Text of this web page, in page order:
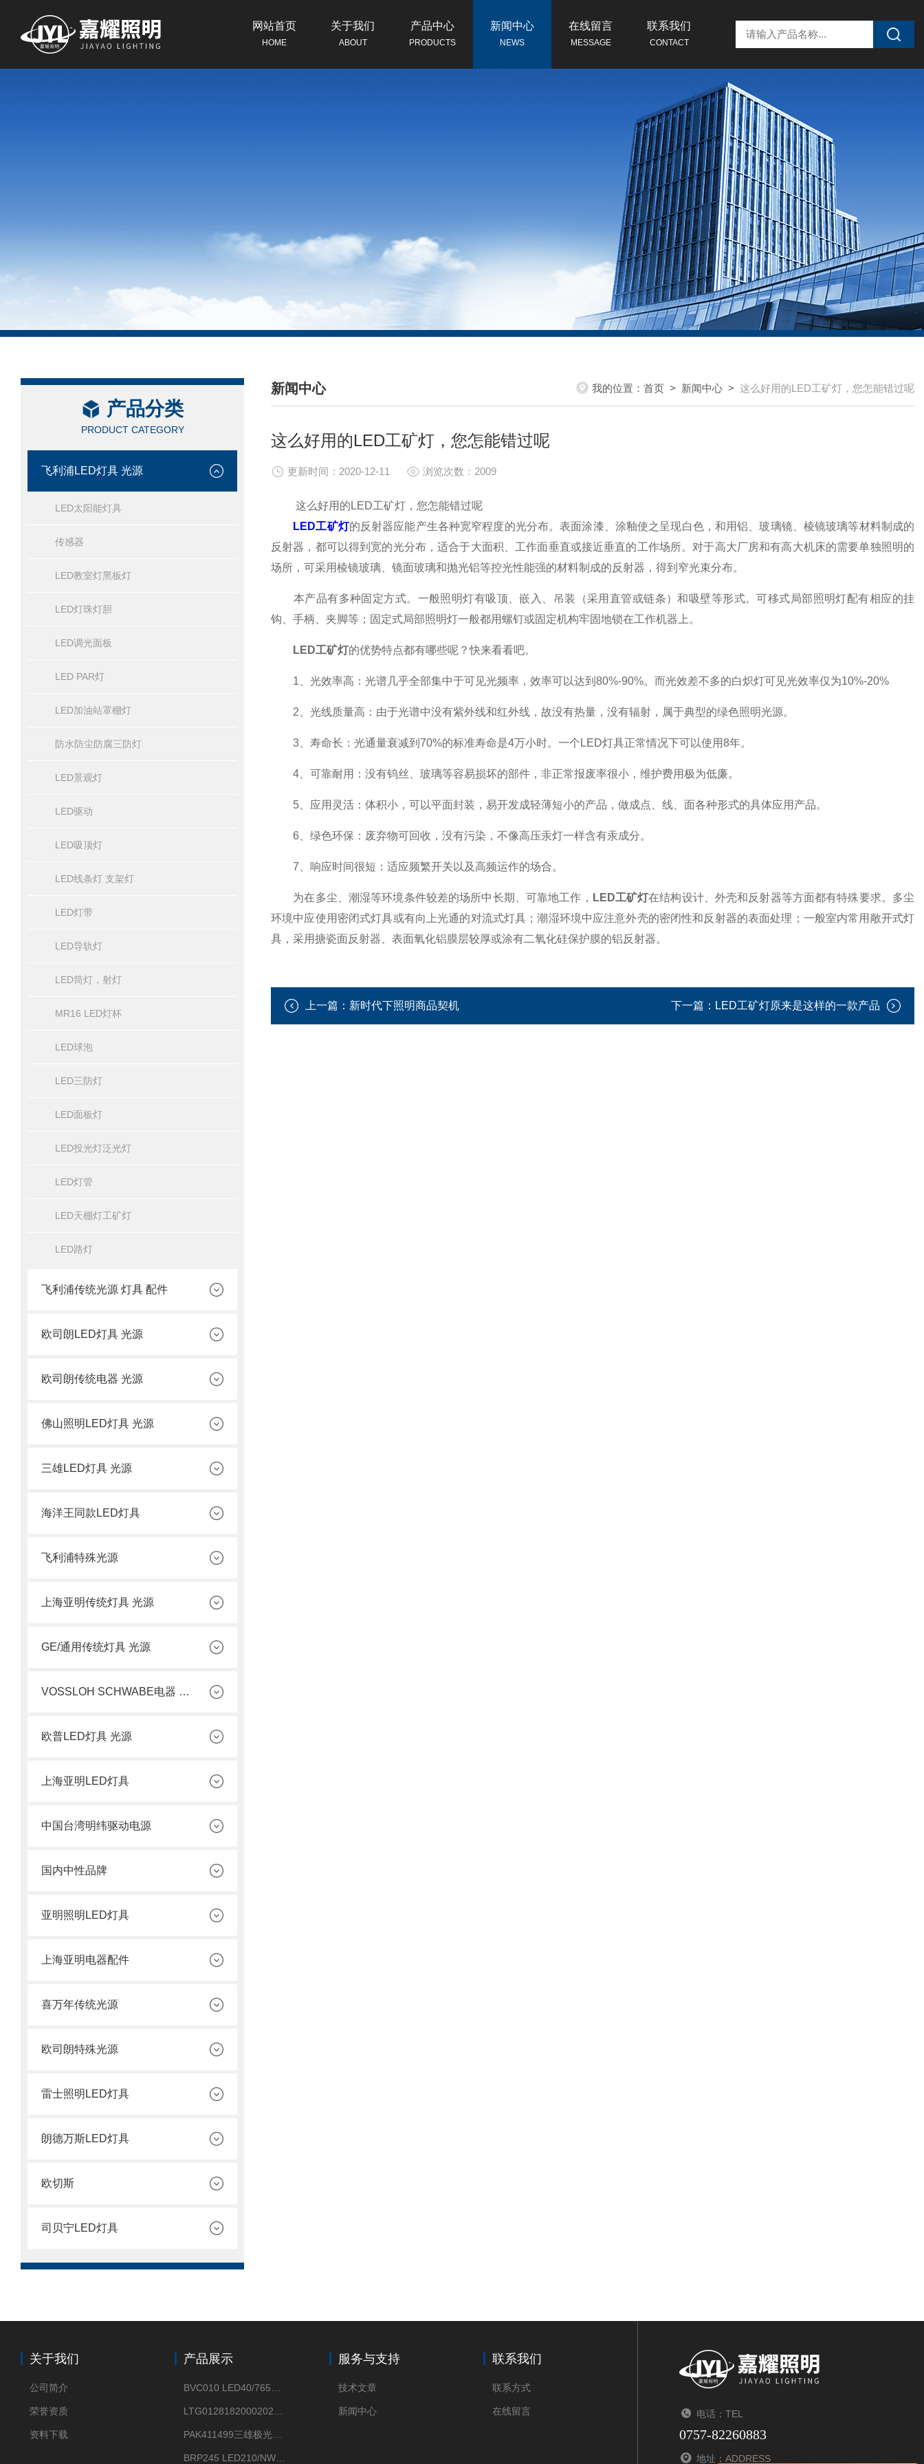
网站首页
HOME
关于我们
ABOUT
产品中心
PRODUCTS
新闻中心
NEWS
在线留言
MESSAGE
联系我们
CONTACT
产品分类
PRODUCT CATEGORY
飞利浦LED灯具 光源
LED太阳能灯具
传感器
LED教室灯黑板灯
LED灯珠灯胆
LED调光面板
LED PAR灯
LED加油站罩棚灯
防水防尘防腐三防灯
LED景观灯
LED驱动
LED吸顶灯
LED线条灯 支架灯
LED灯带
LED导轨灯
LED筒灯，射灯
MR16 LED灯杯
LED球泡
LED三防灯
LED面板灯
LED投光灯泛光灯
LED灯管
LED天棚灯工矿灯
LED路灯
飞利浦传统光源 灯具 配件
欧司朗LED灯具 光源
欧司朗传统电器 光源
佛山照明LED灯具 光源
三雄LED灯具 光源
海洋王同款LED灯具
飞利浦特殊光源
上海亚明传统灯具 光源
GE/通用传统灯具 光源
VOSSLOH SCHWABE电器 光源
欧普LED灯具 光源
上海亚明LED灯具
中国台湾明纬驱动电源
国内中性品牌
亚明照明LED灯具
上海亚明电器配件
喜万年传统光源
欧司朗特殊光源
雷士照明LED灯具
朗德万斯LED灯具
欧切斯
司贝宁LED灯具
新闻中心
/ NEWS CENTER
我的位置： 首页 > 新闻中心 > 这么好用的LED工矿灯，您怎能错过呢
这么好用的LED工矿灯，您怎能错过呢
更新时间：2020-12-11 浏览次数：2009
这么好用的LED工矿灯，您怎能错过呢
LED工矿灯的反射器应能产生各种宽窄程度的光分布。表面涂漆、涂釉使之呈现白色，和用铝、玻璃镜、棱镜玻璃等材料制成的
反射器，都可以得到宽的光分布，适合于大面积、工作面垂直或接近垂直的工作场所。对于高大厂房和有高大机床的需要单独照明的
场所，可采用棱镜玻璃、镜面玻璃和抛光铝等控光性能强的材料制成的反射器，得到窄光束分布。
本产品有多种固定方式。一般照明灯有吸顶、嵌入、吊装（采用直管或链条）和吸壁等形式。可移式局部照明灯配有相应的挂
钩、手柄、夹脚等；固定式局部照明灯一般都用螺钉或固定机构牢固地锁在工作机器上。
LED工矿灯的优势特点都有哪些呢？快来看看吧。
1、光效率高：光谱几乎全部集中于可见光频率，效率可以达到80%-90%。而光效差不多的白炽灯可见光效率仅为10%-20%
2、光线质量高：由于光谱中没有紫外线和红外线，故没有热量，没有辐射，属于典型的绿色照明光源。
3、寿命长：光通量衰减到70%的标准寿命是4万小时。一个LED灯具正常情况下可以使用8年。
4、可靠耐用：没有钨丝、玻璃等容易损坏的部件，非正常报废率很小，维护费用极为低廉。
5、应用灵活：体积小，可以平面封装，易开发成轻薄短小的产品，做成点、线、面各种形式的具体应用产品。
6、绿色环保：废弃物可回收，没有污染，不像高压汞灯一样含有汞成分。
7、响应时间很短：适应频繁开关以及高频运作的场合。
为在多尘、潮湿等环境条件较差的场所中长期、可靠地工作， LED工矿灯在结构设计、外壳和反射器等方面都有特殊要求。多尘
环境中应使用密闭式灯具或有向上光通的对流式灯具；潮湿环境中应注意外壳的密闭性和反射器的表面处理；一般室内常用敞开式灯
具，采用搪瓷面反射器、表面氧化铝膜层较厚或涂有二氧化硅保护膜的铝反射器。
上一篇： 新时代下照明商品契机 下一篇： LED工矿灯原来是这样的一款产品
关于我们
公司简介
荣誉资质
资料下载
产品展示 服务与支持
技术文章
新闻中心
联系我们
联系方式
在线留言 电话：TEL
0757-82260883
地址：ADDRESS